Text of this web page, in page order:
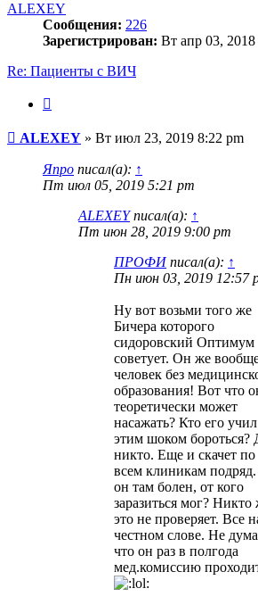
ALEXEY
Сообщения: 226
Зарегистрирован: Вт апр 03, 2018
Re: Пациенты с ВИЧ
Сообщение
ALEXEY » Вт июл 23, 2019 8:22 pm
Япро писал(а): ↑
Пт июл 05, 2019 5:21 pm
ALEXEYписал(а): ↑
Пт июн 28, 2019 9:00 pm
ПРОФИписал(а): ↑
Пн июн 03, 2019 12:57
Ну вот возьми того же
Бичера которого
сидоровский Оптимум
советует. Он же
человек без
образования! Вот что
теоретически может
насажать? Кто его
этим шоком бороться?
никто. Еще и скачет по
всем клиникам
он там болен, от кого
заразиться мог? Никто
это не проверяет. Все
честном слове. Не
что он раз в полгода
мед.комиссию